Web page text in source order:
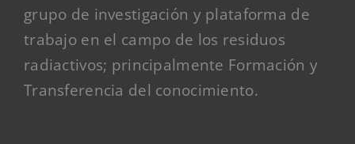
grupo de investigación y plataforma de
trabajo en el campo de los residuos
radiactivos; principalmente Formación y
Transferencia del conocimiento.